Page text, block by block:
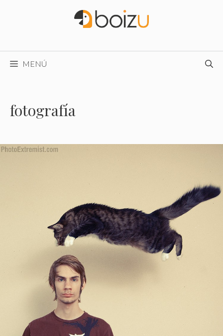
MENÚ
fotografía